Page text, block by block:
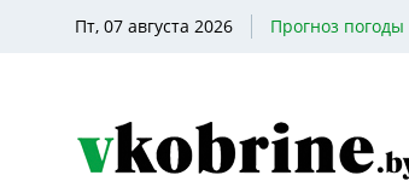
Пт, 07 августа 2026 Прогноз погоды